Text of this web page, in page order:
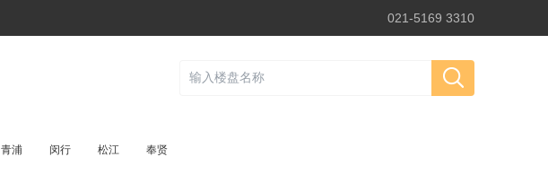
021-5169 3310
青浦 闵行 松江
奉贤